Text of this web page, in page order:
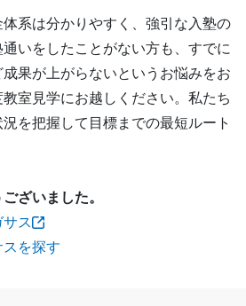
系は分かりやすく、強引な入塾の
いをしたことがない方も、すでに
果が上がらないというお悩みをお
室見学にお越しください。私たち
を把握して目標までの最短ルート
ざいました。
ス
を探す